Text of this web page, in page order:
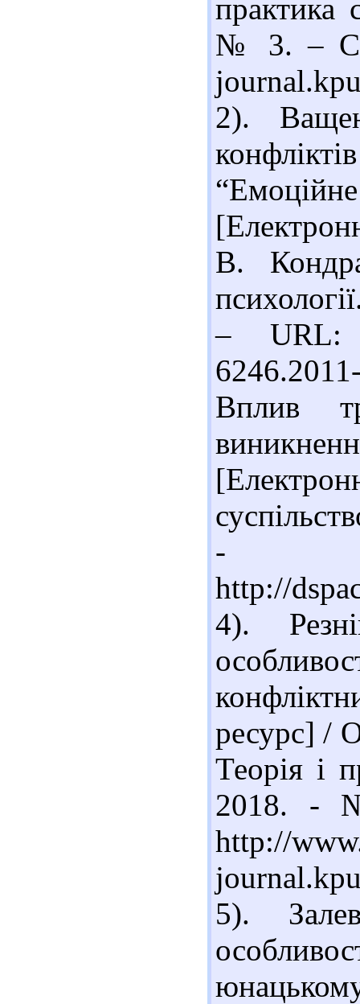
практика
№ 3. – С.
2).
В.
– URL:
Вплив
-
http://
4).
ресурс] /
Теорія і
2018. -
http://
5).